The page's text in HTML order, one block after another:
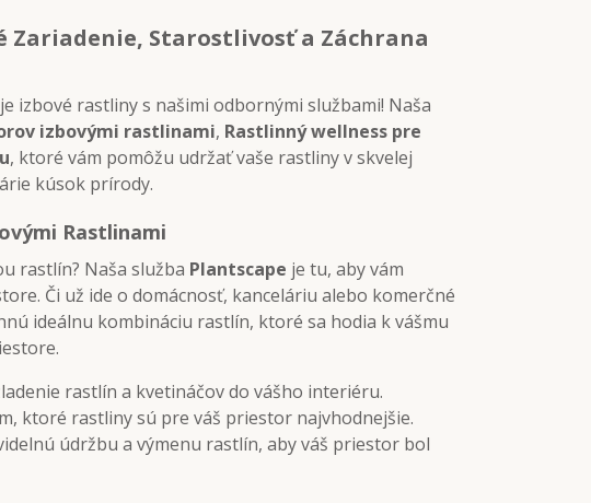
Zariadenie, Starostlivosť a Záchrana
izbové rastliny s našimi odbornými službami! Naša
izbovými rastlinami, Rastlinný wellness pre
, ktoré vám pomôžu udržať vaše rastliny v skvelej
kúsok prírody.
Rastlinami
rastlín? Naša služba Plantscape je tu, aby vám
Či už ide o domácnosť, kanceláriu alebo komerčné
ideálnu kombináciu rastlín, ktoré sa hodia k vášmu
rastlín a kvetináčov do vášho interiéru.
ktoré rastliny sú pre váš priestor najvhodnejšie.
údržbu a výmenu rastlín, aby váš priestor bol